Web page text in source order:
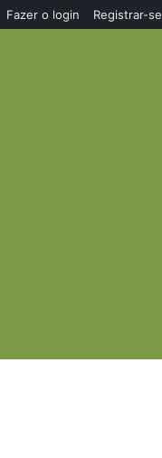
Fazer o login Registrar-se